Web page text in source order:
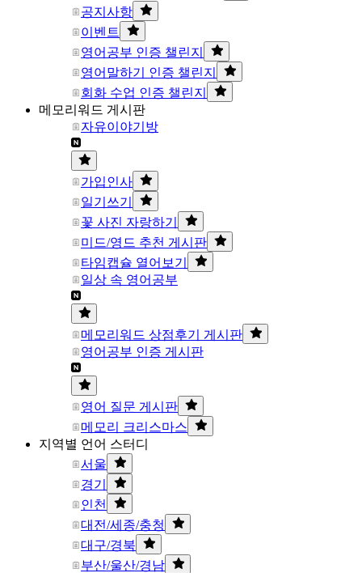
공지사항
이벤트
영어공부 인증 챌린지
영어말하기 인증 챌린지
회화 수업 인증 챌린지
메모리워드 게시판
자유이야기방
가입인사
일기쓰기
꽃 사진 자랑하기
미드/영드 추천 게시판
타임캡슐 열어보기
일상 속 영어공부
메모리워드 상점후기 게시판
영어공부 인증 게시판
영어 질문 게시판
메모리 크리스마스
지역별 언어 스터디
서울
경기
인천
대전/세종/충청
대구/경북
부산/울산/경남